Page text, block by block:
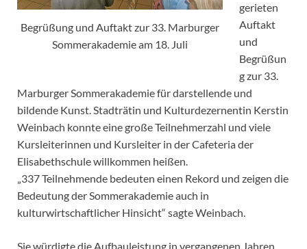
Begrüßung und Auftakt zur 33. Marburger
Sommerakademie am 18. Juli
gerieten
Auftakt
und
Begrüßun
g zur 33.
Marburger Sommerakademie für darstellende und
bildende Kunst. Stadträtin und Kulturdezernentin Kerstin
Weinbach konnte eine große Teilnehmerzahl und viele
Kursleiterinnen und Kursleiter in der Cafeteria der
Elisabethschule willkommen heißen.
„337 Teilnehmende bedeuten einen Rekord und zeigen die
Bedeutung der Sommerakademie auch in
kulturwirtschaftlicher Hinsicht“ sagte Weinbach.
Sie würdigte die Aufbauleistung in vergangenen Jahren